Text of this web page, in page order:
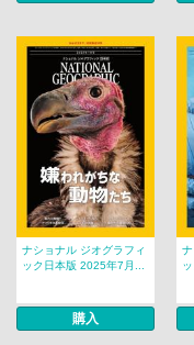
ナショナル ジオグラフィ
ック日本版 2025年7月...
購入